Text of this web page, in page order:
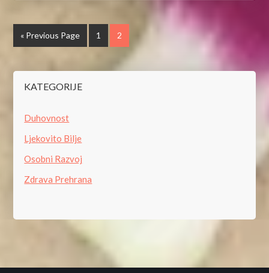
« Previous Page 1 2
KATEGORIJE
Duhovnost
Ljekovito Bilje
Osobni Razvoj
Zdrava Prehrana